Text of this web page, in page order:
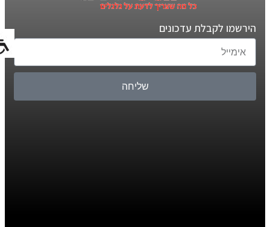
הירשמו לקבלת עדכונים
שליחה